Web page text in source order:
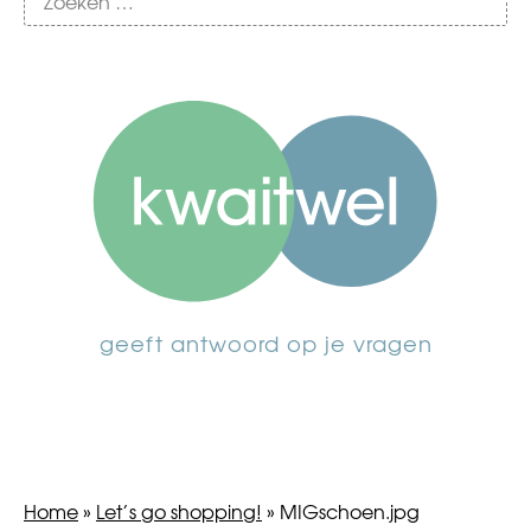
geeft antwoord op je vragen
Home» Let’s go shopping! » MIGschoen.jpg